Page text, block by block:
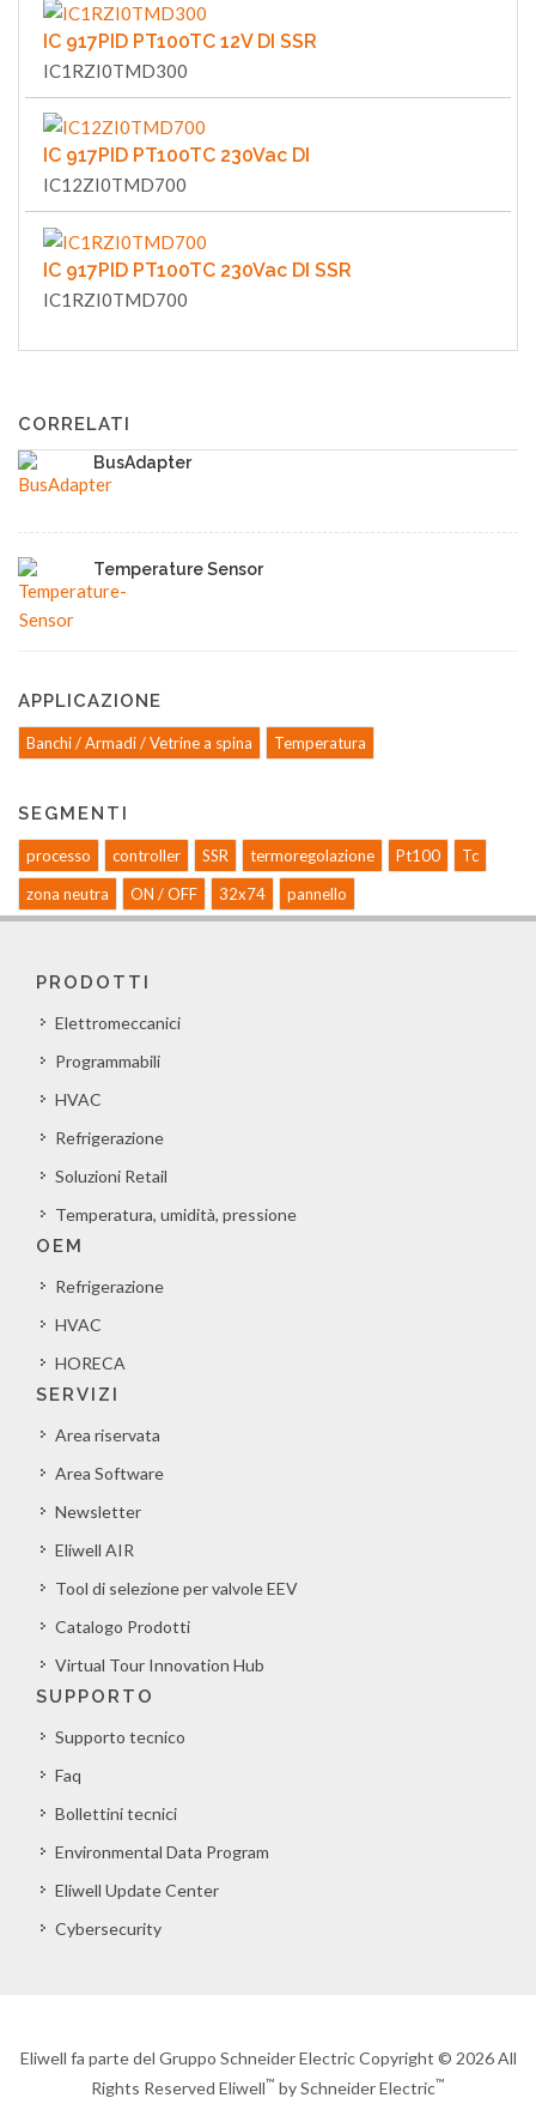
IC 917PID PT100TC 12V DI SSR
IC1RZI0TMD300
IC 917PID PT100TC 230Vac DI
IC12ZI0TMD700
IC 917PID PT100TC 230Vac DI SSR
IC1RZI0TMD700
CORRELATI
BusAdapter
Temperature Sensor
APPLICAZIONE
Banchi / Armadi / Vetrine a spina Temperatura
SEGMENTI
processo controller SSR termoregolazione Pt100
Tc
zona neutra
ON / OFF 32x74 pannello
PRODOTTI
Elettromeccanici
Programmabili
HVAC
Refrigerazione
Soluzioni Retail
Temperatura, umidità, pressione
OEM
Refrigerazione
HVAC
HORECA
SERVIZI
Area riservata
Area Software
Newsletter
Eliwell AIR
Tool di selezione per valvole EEV
Catalogo Prodotti
Virtual Tour Innovation Hub
SUPPORTO
Supporto tecnico
Faq
Bollettini tecnici
Environmental Data Program
Eliwell Update Center
Cybersecurity
Eliwell fa parte del Gruppo Schneider Electric Copyright © 2026 All
Rights Reserved Eliwell™ by Schneider Electric™